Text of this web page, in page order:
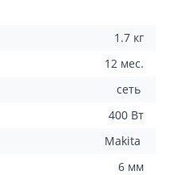
1.7 кг
12 мес.
сеть
400 Вт
Makita
6 мм